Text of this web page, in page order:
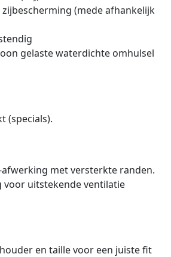
(mede afhankelijk
gelaste waterdichte omhulsel
(specials).
met versterkte randen.
voor uitstekende ventilatie
en taille voor een juiste fit